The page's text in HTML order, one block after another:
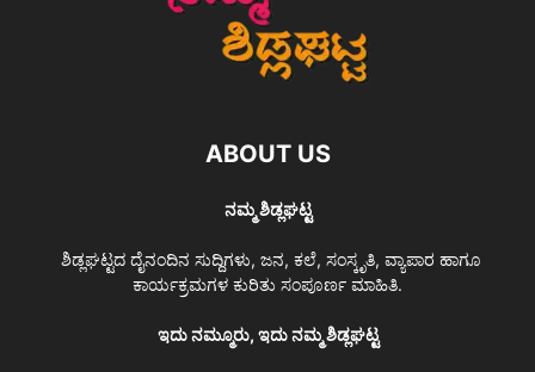
ABOUT US
ನಮ್ಮ ಶಿಡ್ಲಘಟ್ಟ
ಶಿಡ್ಲಘಟ್ಟದ ದೈನಂದಿನ ಸುದ್ದಿಗಳು, ಜನ, ಕಲೆ, ಸಂಸ್ಕೃತಿ, ವ್ಯಾಪಾರ ಹಾಗೂ
ಕಾರ್ಯಕ್ರಮಗಳ ಕುರಿತು ಸಂಪೂರ್ಣ ಮಾಹಿತಿ.
ಇದು ನಮ್ಮೂರು, ಇದು ನಮ್ಮ ಶಿಡ್ಲಘಟ್ಟ